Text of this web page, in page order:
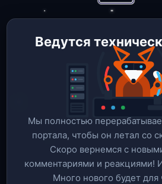
Ведутся
Мы полностью
портала, чтобы он летал со
Скоро вернемся c
комментариями и реакциями!
Много нового будет для